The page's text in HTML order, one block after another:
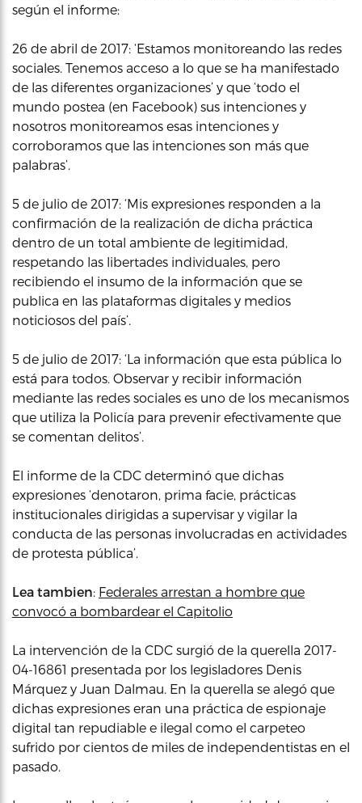
según el informe:
26 de abril de 2017: ‘Estamos monitoreando las redes
sociales. Tenemos acceso a lo que se ha manifestado
de las diferentes organizaciones’ y que ‘todo el
mundo postea (en Facebook) sus intenciones y
nosotros monitoreamos esas intenciones y
corroboramos que las intenciones son más que
palabras’.
5 de julio de 2017: ‘Mis expresiones responden a la
confirmación de la realización de dicha práctica
dentro de un total ambiente de legitimidad,
respetando las libertades individuales, pero
recibiendo el insumo de la información que se
publica en las plataformas digitales y medios
noticiosos del país’.
5 de julio de 2017: ‘La información que esta pública lo
está para todos. Observar y recibir información
mediante las redes sociales es uno de los mecanismos
que utiliza la Policía para prevenir efectivamente que
se comentan delitos’.
El informe de la CDC determinó que dichas
expresiones ‘denotaron, prima facie, prácticas
institucionales dirigidas a supervisar y vigilar la
conducta de las personas involucradas en actividades
de protesta pública’.
Lea tambien: Federales arrestan a hombre que
convocó a bombardear el Capitolio
La intervención de la CDC surgió de la querella 2017-
04-16861 presentada por los legisladores Denis
Márquez y Juan Dalmau. En la querella se alegó que
dichas expresiones eran una práctica de espionaje
digital tan repudiable e ilegal como el carpeteo
sufrido por cientos de miles de independentistas en el
pasado.